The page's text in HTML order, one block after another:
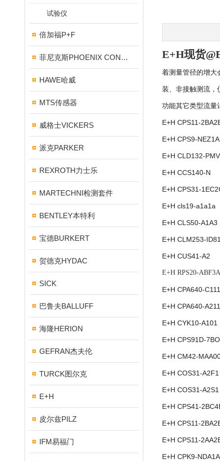
试验仪
倍加福P+F
菲尼克斯PHOENIX CONTACT
HAWE哈威
MTS传感器
威格士VICKERS
派克PARKER
REXROTH力士乐
MARTECHNI检测套件
BENTLEY本特利
宝德BURKERT
贺德克HYDAC
SICK
巴鲁夫BALLUFF
海隆HERION
GEFRAN杰夫伦
TURCK图尔克
E+H
皮尔兹PILZ
IFM易福门
E+H现货
着测量管径的增大
装、非接触测流，
功能其它类型流量
E+H CPS11-
E+H CPS9-NEZ1A
E+H CLD132-
E+H CCS140-N
E+H CPS31-
E+H cls19-a1a1a
E+H CLS50-A1A3
E+H CLM253-
E+H CUS41-A2
E+H RPS20-
E+H CPA640-C111
E+H CPA640-A211
E+H CYK10-A101
E+H CPS91D-
E+H CM42-
E+H COS31-A2F1
E+H COS31-A2S1
E+H CPS41-
E+H CPS11-
E+H CPS11-
E+H CPK9-NDA1A